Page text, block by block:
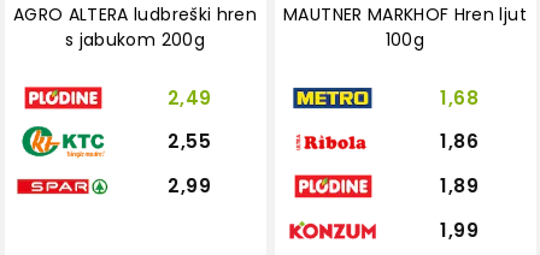
AGRO ALTERA ludbreški hren
s jabukom 200g
2,49
2,55
2,99
MAUTNER MARKHOF Hren ljut
100g
1,68
1,86
1,89
1,99